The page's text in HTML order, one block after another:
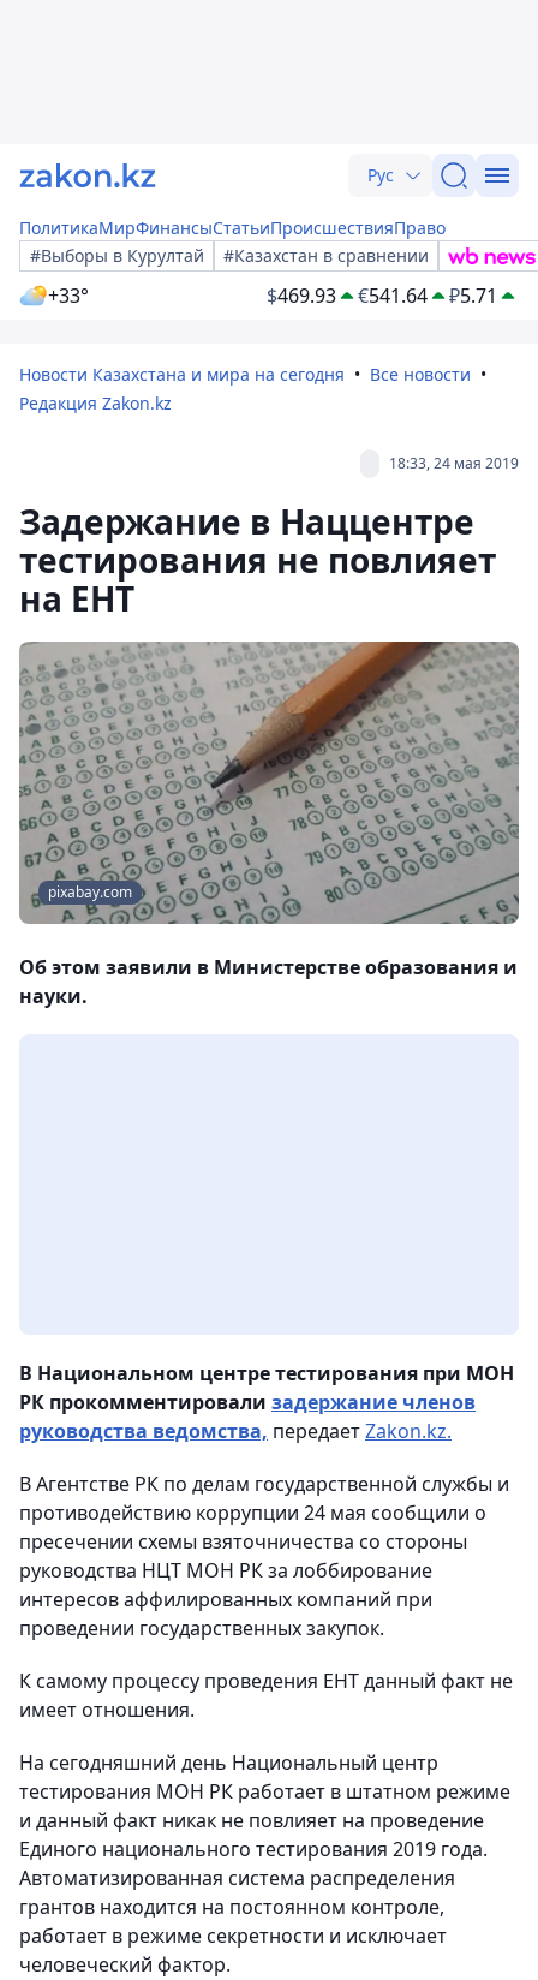
Рус
ПолитикаМирФинансыСтатьиПроисшествияПраво
#Выборы в Курултай
#Казахстан в сравнении
+33° $469.93 €541.64 ₽5.71
Новости Казахстана и мира на сегодня
Все новости
Редакция Zakon.kz
18:33, 24 мая 2019
Задержание в Наццентре
тестирования не повлияет
на ЕНТ
pixabay.com
Об этом заявили в Министерстве образования и
науки.
В Национальном центре тестирования при МОН
РК прокомментировали задержание членов
руководства ведомства, передаетZakon.kz.
В Агентстве РК по делам государственной службы и
противодействию коррупции 24 мая сообщили о
пресечении схемы взяточничества со стороны
руководства НЦТ МОН РК за лоббирование
интересов аффилированных компаний при
проведении государственных закупок.
К самому процессу проведения ЕНТ данный факт не
имеет отношения.
На сегодняшний день Национальный центр
тестирования МОН РК работает в штатном режиме
и данный факт никак не повлияет на проведение
Единого национального тестирования 2019 года.
Автоматизированная система распределения
грантов находится на постоянном контроле,
работает в режиме секретности и исключает
человеческий фактор.